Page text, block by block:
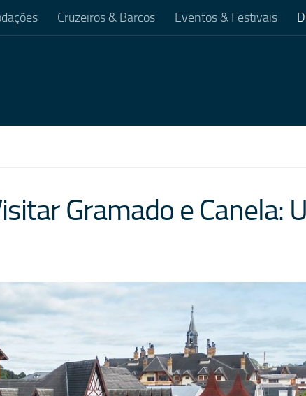
Cruzeiros & Barcos Eventos & Festivais
Gramado e Canela: